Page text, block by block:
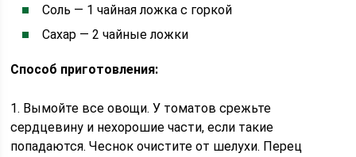
Соль — 1 чайная ложка с горкой
Сахар — 2 чайные ложки
Способ приготовления:
1. Вымойте все овощи. У томатов срежьте
сердцевину и нехорошие части, если такие
попадаются. Чеснок очистите от шелухи. Перец